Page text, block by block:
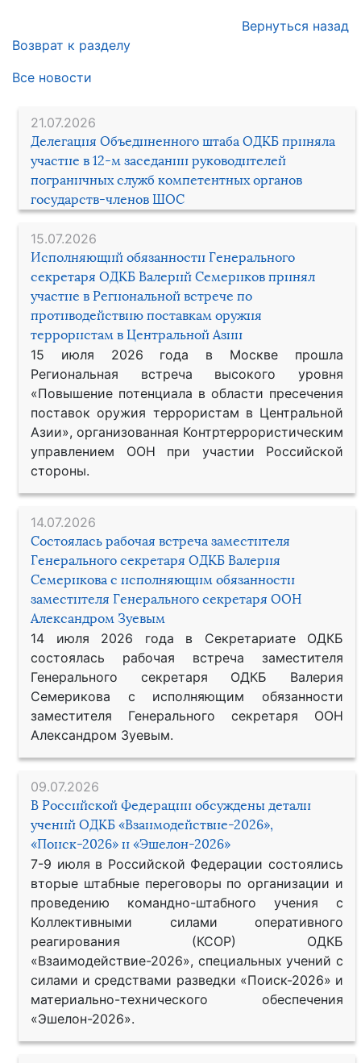
21.07.2026
Делегация Объединенного штаба ОДКБ приняла
участие в 12-м заседании руководителей
пограничных служб компетентных органов
государств-членов ШОС
15.07.2026
Исполняющий обязанности Генерального
секретаря ОДКБ Валерий Семериков принял
участие в Региональной встрече по
противодействию поставкам оружия
террористам в Центральной Азии
15 июля 2026 года в Москве прошла
Региональная встреча высокого уровня
«Повышение потенциала в области пресечения
поставок оружия террористам в Центральной
Азии», организованная Контртеррористическим
управлением ООН при участии Российской
стороны.
14.07.2026
Состоялась рабочая встреча заместителя
Генерального секретаря ОДКБ Валерия
Семерикова с исполняющим обязанности
заместителя Генерального секретаря ООН
Александром Зуевым
14 июля 2026 года в Секретариате ОДКБ
состоялась рабочая встреча заместителя
Генерального секретаря ОДКБ Валерия
Семерикова с исполняющим обязанности
заместителя Генерального секретаря ООН
Александром Зуевым.
09.07.2026
В Российской Федерации обсуждены детали
учений ОДКБ «Взаимодействие-2026»,
«Поиск-2026» и «Эшелон-2026»
7-9 июля в Российской Федерации состоялись
вторые штабные переговоры по организации и
проведению командно-штабного учения с
Коллективными силами оперативного
реагирования (КСОР) ОДКБ
«Взаимодействие-2026», специальных учений с
силами и средствами разведки «Поиск-2026» и
материально-технического обеспечения
«Эшелон-2026».
Вернуться назад
Возврат к разделу
Все новости